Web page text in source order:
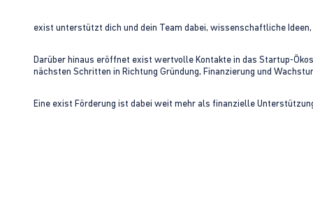
exist unterstützt dich und dein Team dabei, wissenschaftliche
Darüber hinaus eröffnet exist wertvolle Kontakte in das Startup-
nächsten Schritten in Richtung Gründung, Finanzierung und
Eine exist Förderung ist dabei weit mehr als finanzielle